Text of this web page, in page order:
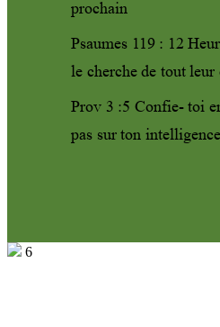
prochain
Psaumes 119 : 12
le cherche de tout
Prov 3 :5 Confie- toi
pas sur ton intelligence
6